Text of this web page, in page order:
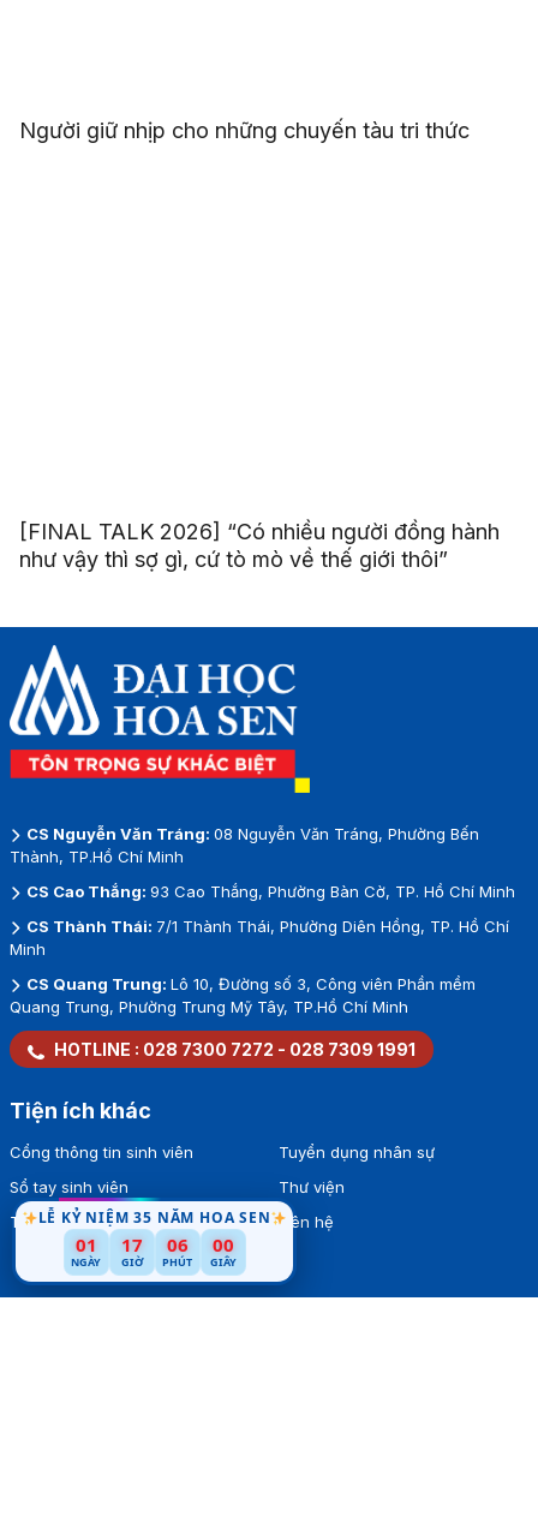
LỄ KỶ NIỆM 35 NĂM HOA SEN
01
NGÀY
17
GIỜ
05
PHÚT
59
GIÂY
Người giữ nhịp cho những chuyến tàu tri thức
[FINAL TALK 2026] “Có nhiều người đồng hành
như vậy thì sợ gì, cứ tò mò về thế giới thôi”
CS Nguyễn Văn Tráng: 08 Nguyễn Văn Tráng, Phường Bến
Thành, TP.Hồ Chí Minh
CS Cao Thắng: 93 Cao Thắng, Phường Bàn Cờ, TP. Hồ Chí Minh
CS Thành Thái: 7/1 Thành Thái, Phường Diên Hồng, TP. Hồ Chí
Minh
CS Quang Trung: Lô 10, Đường số 3, Công viên Phần mềm
Quang Trung, Phường Trung Mỹ Tây, TP.Hồ Chí Minh
HOTLINE : 028 7300 7272 - 028 7309 1991
Tiện ích khác
Cổng thông tin sinh viên
Sổ tay sinh viên
Tra cứu văn bằng
Tuyển dụng nhân sự
Thư viện
Liên hệ